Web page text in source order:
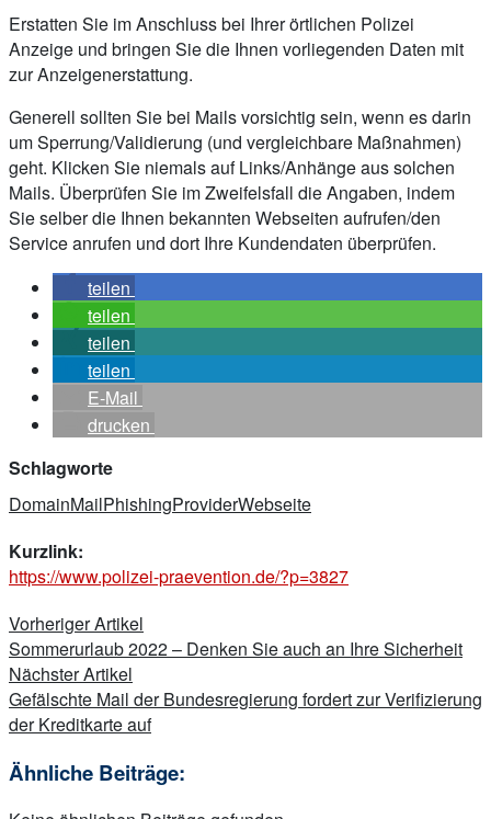
Erstatten Sie im Anschluss bei Ihrer örtlichen Polizei
Anzeige und bringen Sie die Ihnen vorliegenden Daten mit
zur Anzeigenerstattung.
Generell sollten Sie bei Mails vorsichtig sein, wenn es darin
um Sperrung/Validierung (und vergleichbare Maßnahmen)
geht. Klicken Sie niemals auf Links/Anhänge aus solchen
Mails. Überprüfen Sie im Zweifelsfall die Angaben, indem
Sie selber die Ihnen bekannten Webseiten aufrufen/den
Service anrufen und dort Ihre Kundendaten überprüfen.
teilen
teilen
teilen
teilen
E-Mail
drucken
Schlagworte
DomainMailPhishingProviderWebseite
Kurzlink:
https://www.polizei-praevention.de/?p=3827
Beitragsnavigation
Vorheriger Artikel
Sommerurlaub 2022 – Denken Sie auch an Ihre Sicherheit
Nächster Artikel
Gefälschte Mail der Bundesregierung fordert zur Verifizierung
der Kreditkarte auf
Ähnliche Beiträge: